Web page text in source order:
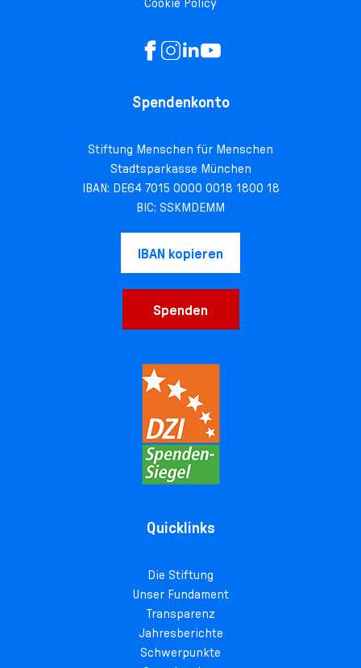
Spendenkonto
Stiftung Menschen für Menschen
Stadtsparkasse München
IBAN: DE64 7015 0000 0018 1800 18
BIC: SSKMDEMM
IBAN kopieren
Spenden
Quicklinks
Die Stiftung
Unser Fundament
Transparenz
Jahresberichte
Schwerpunkte